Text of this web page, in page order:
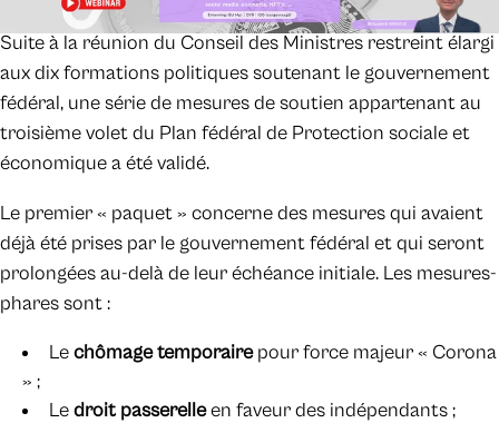
Suite à la réunion du Conseil des Ministres restreint élargi
aux dix formations politiques soutenant le gouvernement
fédéral, une série de mesures de soutien appartenant au
troisième volet du Plan fédéral de Protection sociale et
économique a été validé.
Le premier « paquet » concerne des mesures qui avaient
déjà été prises par le gouvernement fédéral et qui seront
prolongées au-delà de leur échéance initiale. Les mesures-
phares sont :
Lechômage temporairepour force majeur « Corona
» ;
Ledroit passerelleen faveur des indépendants ;